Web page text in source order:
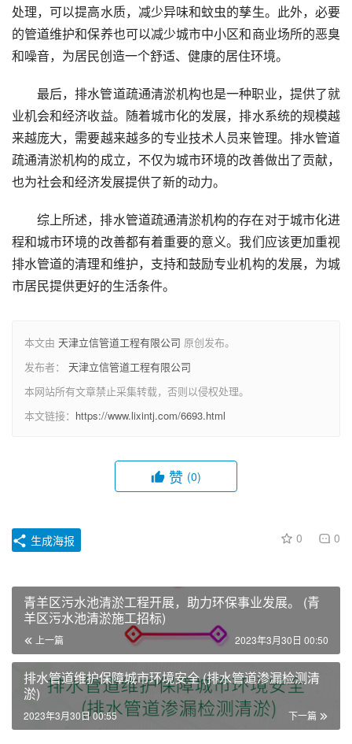
处理，可以提高水质，减少异味和蚊虫的孳生。此外，必要
的管道维护和保养也可以减少城市中小区和商业场所的恶臭
和噪音，为居民创造一个舒适、健康的居住环境。
最后，排水管道疏通清淤机构也是一种职业，提供了就
业机会和经济收益。随着城市化的发展，排水系统的规模越
来越庞大，需要越来越多的专业技术人员来管理。排水管道
疏通清淤机构的成立，不仅为城市环境的改善做出了贡献，
也为社会和经济发展提供了新的动力。
综上所述，排水管道疏通清淤机构的存在对于城市化进
程和城市环境的改善都有着重要的意义。我们应该更加重视
排水管道的清理和维护，支持和鼓励专业机构的发展，为城
市居民提供更好的生活条件。
本文由 天津立信管道工程有限公司 原创发布。
发布者： 天津立信管道工程有限公司
本网站所有文章禁止采集转载，否则以侵权处理。
本文链接： https://www.lixintj.com/6693.html
赞 (0)
0 0
生成海报
青羊区污水池清淤工程开展，助力环保事业发展。 (青
羊区污水池清淤施工招标)
上一篇 2023年3月30日 00:50
排水管道维护保障城市环境安全 (排水管道渗漏检测清
淤)
下一篇
2023年3月30日 00:55